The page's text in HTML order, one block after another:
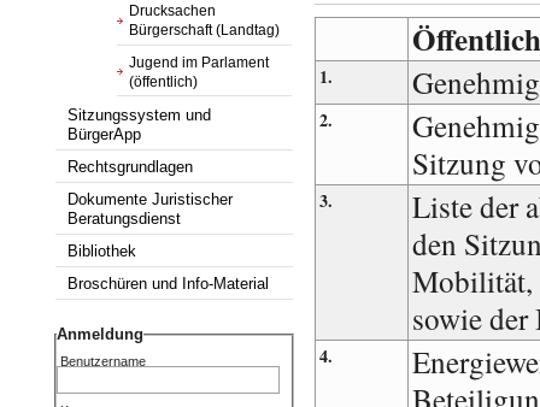
Drucksachen
Bürgerschaft (Landtag)
Jugend im Parlament
(öffentlich)
Sitzungssystem und
BürgerApp
Rechtsgrundlagen
Dokumente Juristischer
Beratungsdienst
Bibliothek
Broschüren und Info-Material
Anmeldung
Benutzername
1.
2.
Sitzung
3.
Liste der
den
Mobilität,
sowie der
4.